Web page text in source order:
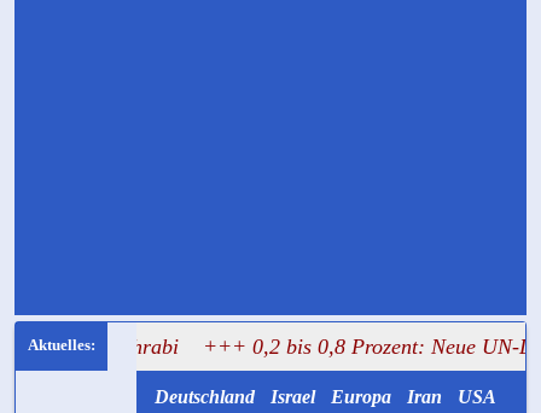
+++ 0,2 bis 0,8 Prozent: Neue UN-Daten
Deutschland Israel Europa Iran
USA